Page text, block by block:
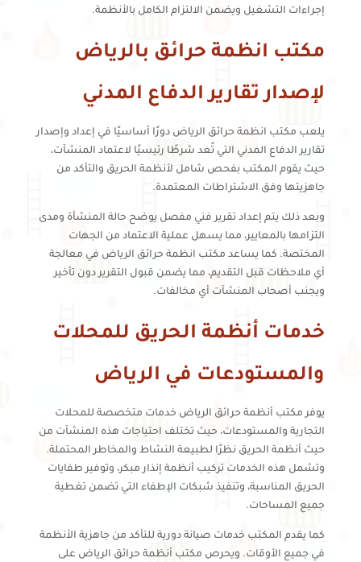
إجراءات التشغيل ويضمن الالتزام الكامل بالأنظمة.
مكتب انظمة حرائق بالرياض
لإصدار تقارير الدفاع المدني
يلعب مكتب انظمة حرائق الرياض دورًا أساسيًا في إعداد وإصدار
تقارير الدفاع المدني التي تُعد شرطًا رئيسيًا لاعتماد المنشآت،
حيث يقوم المكتب بفحص شامل لأنظمة الحريق والتأكد من
جاهزيتها وفق الاشتراطات المعتمدة.
وبعد ذلك يتم إعداد تقرير فني مفصل يوضح حالة المنشأة ومدى
التزامها بالمعايير، مما يسهل عملية الاعتماد من الجهات
المختصة. كما يساعد مكتب انظمة حرائق الرياض في معالجة
أي ملاحظات قبل التقديم، مما يضمن قبول التقرير دون تأخير
ويجنب أصحاب المنشآت أي مخالفات.
خدمات أنظمة الحريق للمحلات
والمستودعات في الرياض
يوفر مكتب أنظمة حرائق الرياض خدمات متخصصة للمحلات
التجارية والمستودعات، حيث تختلف احتياجات هذه المنشآت من
حيث أنظمة الحريق نظرًا لطبيعة النشاط والمخاطر المحتملة.
وتشمل هذه الخدمات تركيب أنظمة إنذار مبكر، وتوفير طفايات
الحريق المناسبة، وتنفيذ شبكات الإطفاء التي تضمن تغطية
جميع المساحات.
كما يقدم المكتب خدمات صيانة دورية للتأكد من جاهزية الأنظمة
في جميع الأوقات. ويحرص مكتب أنظمة حرائق الرياض على